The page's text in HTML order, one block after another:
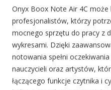
Onyx Boox Note Air 4C
profesjonalistów, którzy
mocnego sprzętu do pracy z
wykresami. Dzięki
notowania spełni
nauczycieli oraz artystów,
łączącego funkcje czytnika i